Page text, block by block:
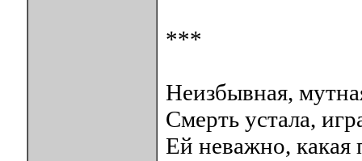
***
Неизбывная,
Смерть устала,
Ей неважно, какая